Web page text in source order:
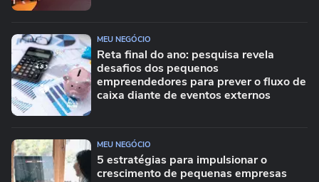
MEU NEGÓCIO
Reta final do ano: pesquisa revela
desafios dos pequenos
empreendedores para prever o fluxo de
caixa diante de eventos externos
MEU NEGÓCIO
5 estratégias para impulsionar o
crescimento de pequenas empresas